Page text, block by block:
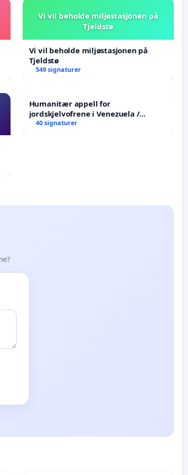
Vi vil beholde miljøstasjonen på
Tjeldstø
Vi vil beholde miljøstasjonen på
Tjeldstø
549 signaturer
Humanitær appell for
jordskjelvofrene i Venezuela /
Humanitarian Appeal for the
40 signaturer